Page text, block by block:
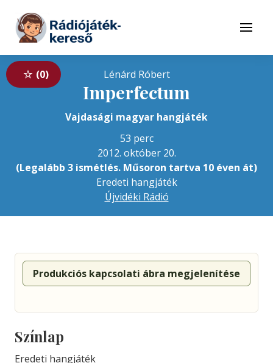
Tovább a tartalomhoz
Menü
0 Lénárd Róbert
Imperfectum
Vajdasági magyar hangjáték
53 perc
2012. október 20.
(Legalább 3 ismétlés. Műsoron tartva 10 éven át)
Eredeti hangjáték
Újvidéki Rádió
Produkciós kapcsolati ábra megjelenítése
Színlap
Eredeti hangjáték